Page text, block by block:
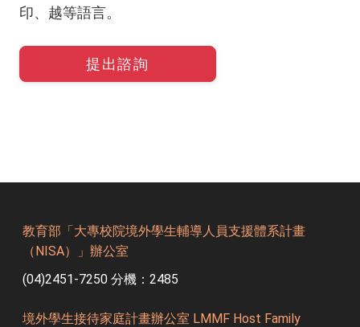
印、越等語言。
提出諮詢
教育部「大專校院境外學生輔導人員支援體系計畫
（NISA）」辦公室
(04)2451-7250 分機：2485
境外學生接待家庭計畫辦公室 LMMF Host Family